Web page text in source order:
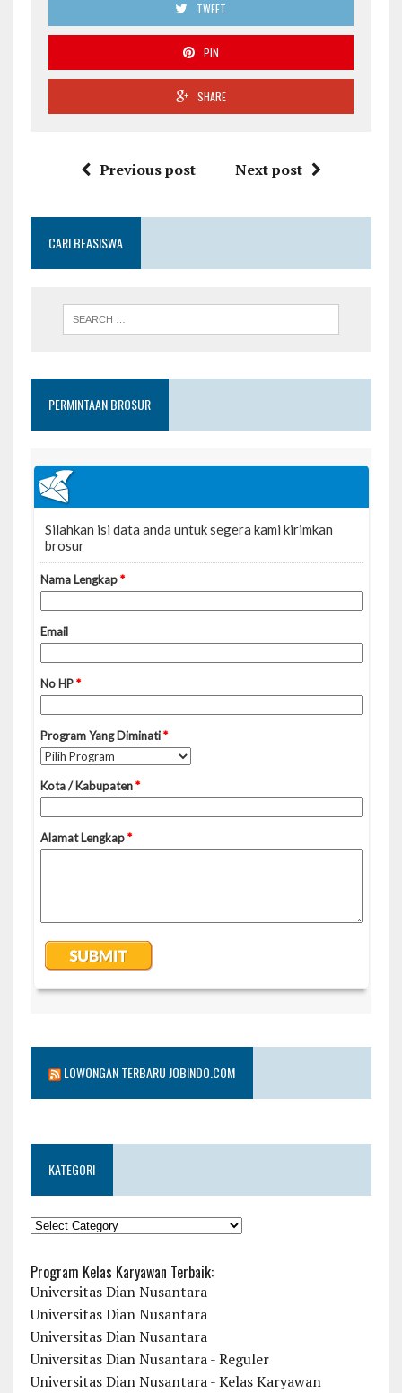
TWEET
PIN
SHARE
Previous post Next post
CARI BEASISWA
PERMINTAAN BROSUR
LOWONGAN TERBARU JOBINDO.COM
KATEGORI
KATEGORI
Program Kelas Karyawan Terbaik:
Universitas Dian Nusantara
Universitas Dian Nusantara
Universitas Dian Nusantara
Universitas Dian Nusantara - Reguler
Universitas Dian Nusantara - Kelas Karyawan